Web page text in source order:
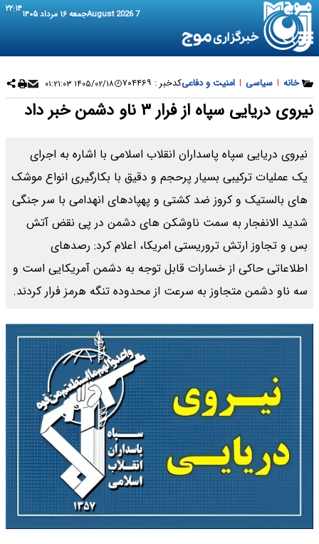
7 August 2026 جمعه ۱۶ مرداد ۱۴۰۵ ۲۲:۱۴
خانه | سیاسی | امنیت و دفاعیکدخبر : ۷۰۴۴۶۹ ۱۴۰۵/۰۲/۱۸ ۰۱:۲۱:۰۳
نیروی دریایی سپاه از فرار ۳ ناو دشمن خبر داد
نیروی دریایی سپاه پاسداران انقلاب اسلامی با اشاره به اجرای
یک عملیات ترکیبی بسیار پرحجم و دقیق با بکارگیری انواع موشک
های بالستیک و کروز ضد کشتی و پهپادهای انهدامی با سر جنگی
شدید الانفجار به سمت ناوشکن های دشمن در پی نقض آتش
بس و تجاوز ارتش تروریستی امریکا، اعلام کرد: رصدهای
اطلاعاتی حاکی از خسارات قابل توجه به دشمن آمریکایی است و
سه ناو دشمن متجاوز به سرعت از محدوده تنگه هرمز فرار کردند.